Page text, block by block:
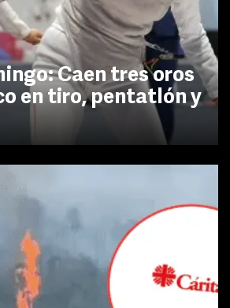
Caen tres oros
en tiro, pentatlón y